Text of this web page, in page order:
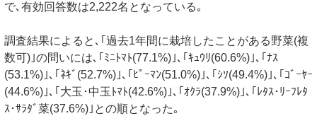
で､有効回答数は2,222名となっている｡
調査結果によると､｢過去1年間に栽培したことがある野菜(複
数可)｣の問いには､｢ﾐﾆﾄﾏﾄ(77.1%)｣､｢ｷｭｳﾘ(60.6%)｣､｢ﾅｽ
(53.1%)｣､｢ﾈｷﾞ(52.7%)｣､｢ﾋﾟｰﾏﾝ(51.0%)｣､｢ｼｿ(49.4%)｣､｢ｺﾞｰﾔｰ
(44.6%)｣､｢大玉･中玉ﾄﾏﾄ(42.6%)｣､｢ｵｸﾗ(37.9%)｣､｢ﾚﾀｽ･ﾘｰﾌﾚﾀ
ｽ･ｻﾗﾀﾞ菜(37.6%)｣との順となった｡